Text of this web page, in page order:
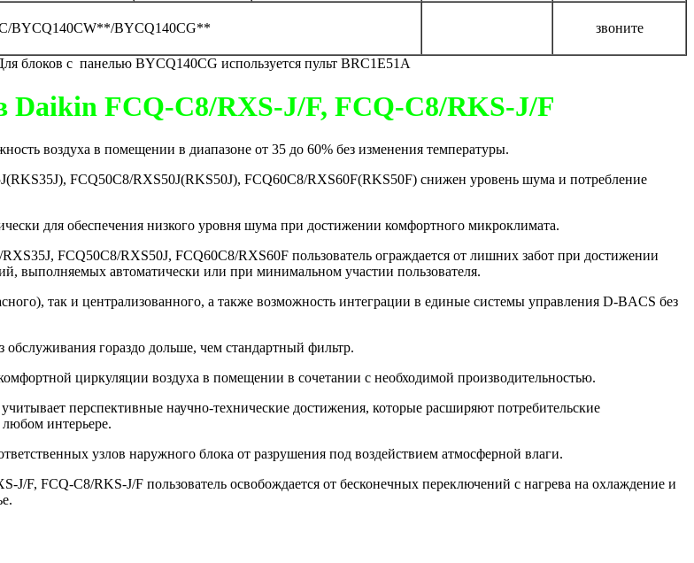
BYCQ140CW**/BYCQ140CG** звоните
блоков с панелью BYCQ140CG используется пульт BRC1E51A
Daikin FCQ-C8/RXS-J/F, FCQ-C8/RKS-J/F
воздуха в помещении в диапазоне от 35 до 60% без изменения температуры.
FCQ50C8/RXS50J(RKS50J), FCQ60C8/RXS60F(RKS50F) снижен уровень шума и потребление
для обеспечения низкого уровня шума при достижении комфортного микроклимата.
FCQ50C8/RXS50J, FCQ60C8/RXS60F пользователь ограждается от лишних забот при достижении
выполняемых автоматически или при минимальном участии пользователя.
так и централизованного, а также возможность интеграции в единые системы управления D-BACS без
обслуживания гораздо дольше, чем стандартный фильтр.
циркуляции воздуха в помещении в сочетании с необходимой производительностью.
перспективные научно-технические достижения, которые расширяют потребительские
интерьере.
узлов наружного блока от разрушения под воздействием атмосферной влаги.
F, FCQ-C8/RKS-J/F пользователь освобождается от бесконечных переключений с нагрева на охлаждение и